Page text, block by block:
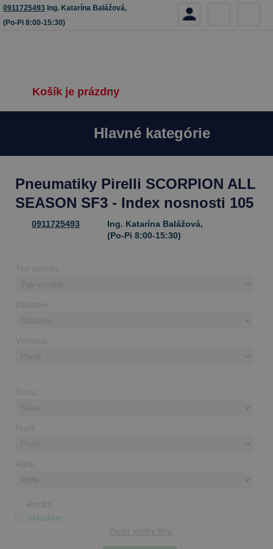
0911725493 Ing. Katarína Balážová,
(Po-Pi 8:00-15:30)
Košík je prázdny
Hlavné kategórie
Pneumatiky Pirelli SCORPION ALL
SEASON SF3 - Index nosnosti 105
0911725493
Ing. Katarína Balážová,
(Po-Pi 8:00-15:30)
Typ vozidla:
Obdobie:
Výrobca:
Šírka:
Profil:
Ráfik:
Runflat
Skladom
Zrušiť všetky filtre